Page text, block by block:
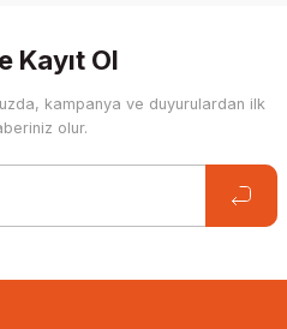
Kayıt Ol
kampanya ve duyurulardan ilk
olur.